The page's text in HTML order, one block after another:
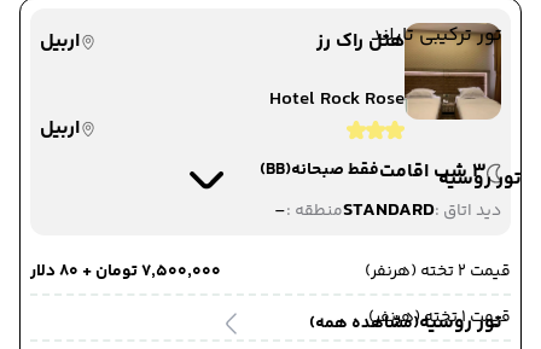
تور ترکیبی تایلند
تور روسیه
تور روسیه(مشاهده همه)
هتل راک رز
اربیل
Hotel Rock Rose
اربیل
3 شب اقامت
فقط صبحانه(BB)
دید اتاق :STANDARDمنطقه :-
قیمت 2 تخته (هرنفر)
۷٬۵۰۰٬۰۰۰ تومان + ۸۰ دلار
قیمت 1 تخته (هرنفر)